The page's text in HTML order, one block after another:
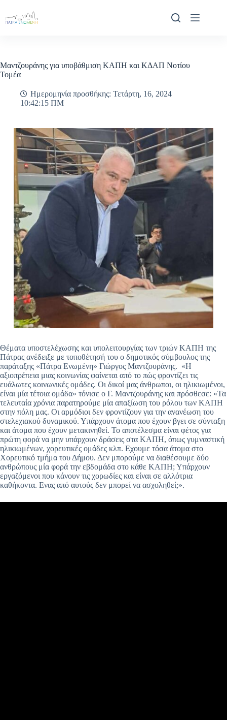
περιεχόμενο
Μαντζουράνης για υποβάθμιση ΚΑΠΗ και ΚΔΑΠ Νοτίου
Τομέα
Ημερομηνία προσθήκης: Τετάρτη, 16, 2024
10:42:15 ΠΜ
Θέματα υποστελέχωσης και υπολειτουργίας των τριών ΚΑΠΗ της
Πάτρας ανέδειξε με τοποθέτησή του ο δημοτικός σύμβουλος της
παράταξης «Πάτρα Ενωμένη» Γιώργος Μαντζουράνης. «Η
αξιοπρέπεια μιας κοινωνίας φαίνεται από το πώς φροντίζει τις
ευάλωτες κοινωνικές ομάδες. Οι δικοί μας άνθρωποι, οι ηλικιωμένοι,
είναι μία τέτοια ομάδα» τόνισε ο Γ. Μαντζουράνης και πρόσθεσε: «Τα
τελευταία χρόνια παρατηρούμε μία απαξίωση του ρόλου των ΚΑΠΗ
στην πόλη μας. Οι αρμόδιοι δεν φροντίζουν για την ανανέωση του
στελεχιακού δυναμικού. Υπάρχουν άτομα που έχουν βγει σε σύνταξη
και άτομα που έχουν μετακινηθεί. Το αποτέλεσμα είναι φέτος για
πρώτη φορά να μην υπάρχουν δράσεις στα ΚΑΠΗ, όπως γυμναστική
ηλικιωμένων, χορευτικές ομάδες κλπ. Εχουμε τόσα άτομα στο
Χορευτικό τμήμα του Δήμου. Δεν μπορούμε να διαθέσουμε δύο
ανθρώπους μία φορά την εβδομάδα στο κάθε ΚΑΠΗ; Υπάρχουν
εργαζόμενοι που κάνουν τις χορωδίες και είναι σε αλλότρια
καθήκοντα. Ενας από αυτούς δεν μπορεί να ασχοληθεί;».